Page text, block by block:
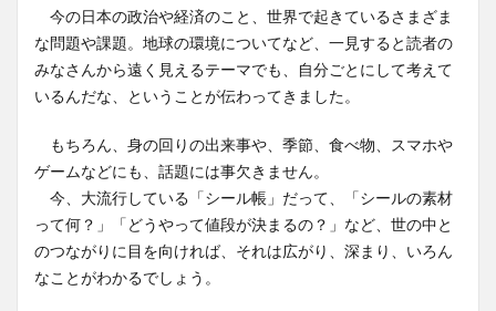
今の日本の政治や経済のこと、世界で起きているさまざま
な問題や課題。地球の環境についてなど、一見すると読者の
みなさんから遠く見えるテーマでも、自分ごとにして考えて
いるんだな、ということが伝わってきました。
もちろん、身の回りの出来事や、季節、食べ物、スマホや
ゲームなどにも、話題には事欠きません。
今、大流行している「シール帳」だって、「シールの素材
って何？」「どうやって値段が決まるの？」など、世の中と
のつながりに目を向ければ、それは広がり、深まり、いろん
なことがわかるでしょう。